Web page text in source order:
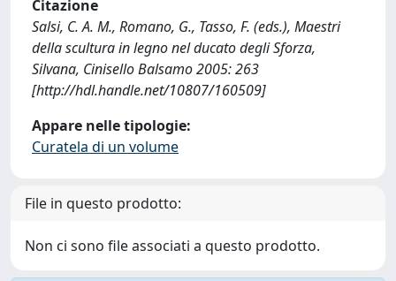
Citazione
Salsi, C. A. M., Romano, G., Tasso, F. (eds.), Maestri
della scultura in legno nel ducato degli Sforza,
Silvana, Cinisello Balsamo 2005: 263
[http://hdl.handle.net/10807/160509]
Appare nelle tipologie:
Curatela di un volume
File in questo prodotto:
Non ci sono file associati a questo prodotto.